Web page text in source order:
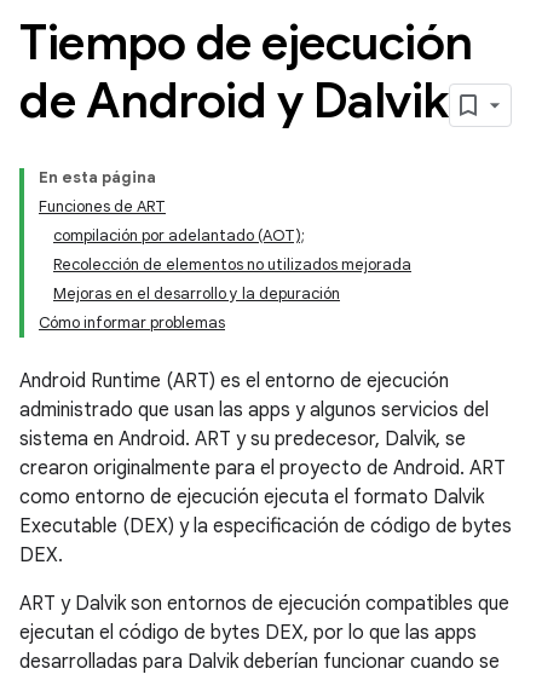
Tiempo de ejecución
de Android y Dalvik
En esta página
Funciones de ART
compilación por adelantado (AOT);
Recolección de elementos no utilizados mejorada
Mejoras en el desarrollo y la depuración
Cómo informar problemas
Android Runtime (ART) es el entorno de ejecución
administrado que usan las apps y algunos servicios del
sistema en Android. ART y su predecesor, Dalvik, se
crearon originalmente para el proyecto de Android. ART
como entorno de ejecución ejecuta el formato Dalvik
Executable (DEX) y la especificación de código de bytes
DEX.
ART y Dalvik son entornos de ejecución compatibles que
ejecutan el código de bytes DEX, por lo que las apps
desarrolladas para Dalvik deberían funcionar cuando se